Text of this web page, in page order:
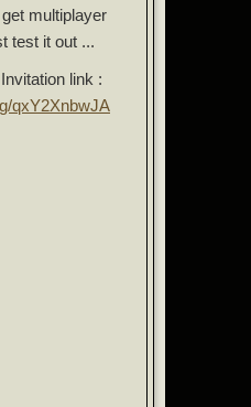
multiplayer
test it out ...
link :
qxY2XnbwJA